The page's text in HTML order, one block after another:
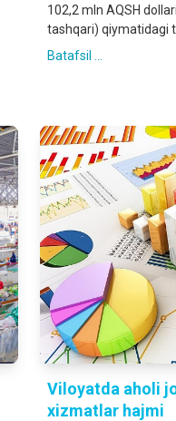
102,2 mln AQSH
tashqari) qiymatidagi
Batafsil ...
Viloyatda aholi
xizmatlar hajmi